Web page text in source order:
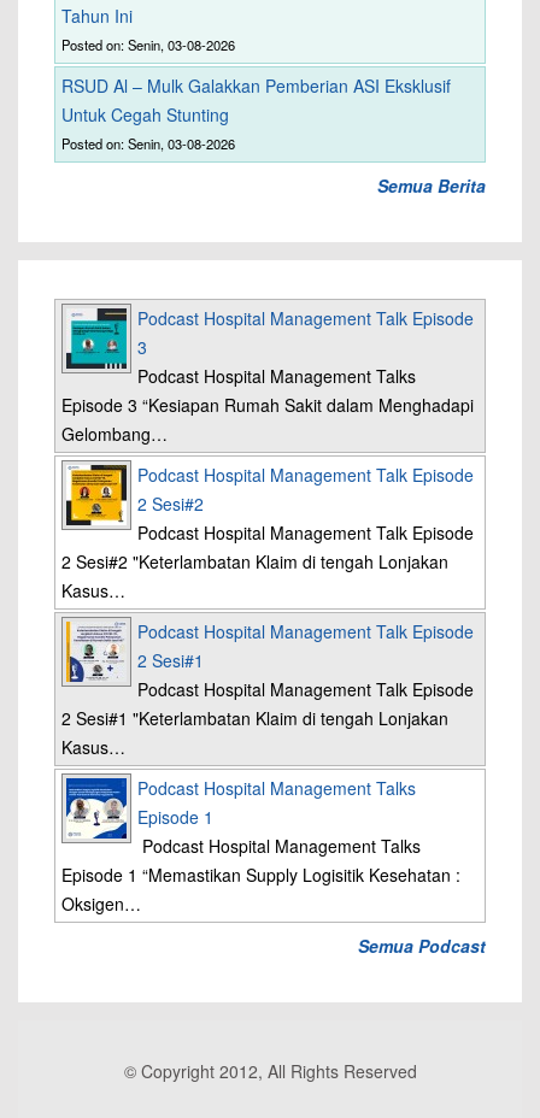
Tahun Ini
Posted on: Senin, 03-08-2026
RSUD Al – Mulk Galakkan Pemberian ASI Eksklusif
Untuk Cegah Stunting
Posted on: Senin, 03-08-2026
Semua Berita
Podcast Hospital Management Talk Episode
3
Podcast Hospital Management Talks
Episode 3 “Kesiapan Rumah Sakit dalam Menghadapi
Gelombang…
Podcast Hospital Management Talk Episode
2 Sesi#2
Podcast Hospital Management Talk Episode
2 Sesi#2 "Keterlambatan Klaim di tengah Lonjakan
Kasus…
Podcast Hospital Management Talk Episode
2 Sesi#1
Podcast Hospital Management Talk Episode
2 Sesi#1 "Keterlambatan Klaim di tengah Lonjakan
Kasus…
Podcast Hospital Management Talks
Episode 1
Podcast Hospital Management Talks
Episode 1 “Memastikan Supply Logisitik Kesehatan :
Oksigen…
Semua Podcast
© Copyright 2012, All Rights Reserved